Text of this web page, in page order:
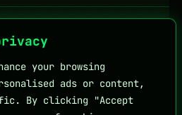
your browsing
ads or content,
By clicking "Accept